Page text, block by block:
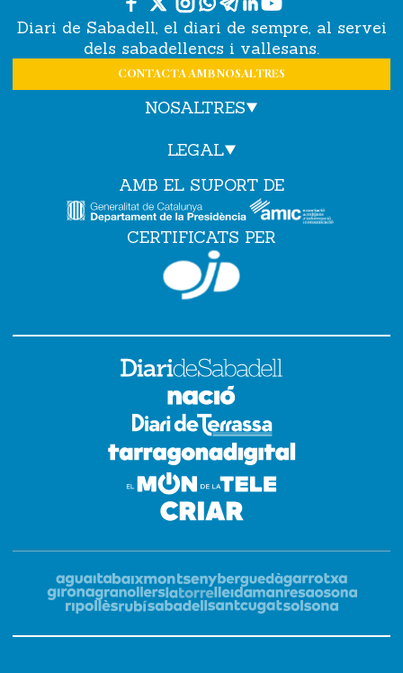
Diari de Sabadell, el diari de sempre, al servei
dels sabadellencs i vallesans.
CONTACTA AMB NOSALTRES
NOSALTRES
LEGAL
AMB EL SUPORT DE
CERTIFICATS PER